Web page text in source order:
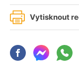
Vytisknout